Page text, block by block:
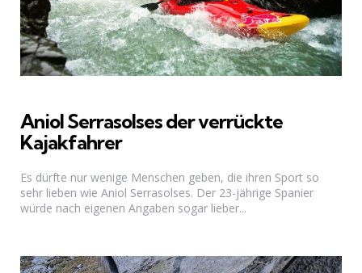
Aniol ­Serrasolses der verrückte
Kajakfahrer
Es dürfte nur wenige Menschen geben, die ihren Sport so
sehr lieben wie Aniol ­Serrasolses. Der 23-jährige Spanier
würde nach eigenen Angaben sogar lieber...